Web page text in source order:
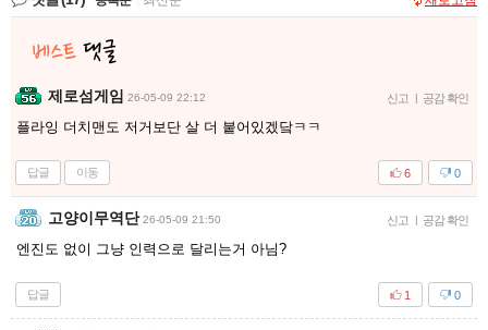
제로섬게임 26-05-09 22:12 신고 | 공감 확인
플라잉 더치맨도 저거보단 살 더 붙어있겠닼ㅋㅋ
답글 이동 0
6
고양이무역단 26-05-09 21:50 신고 | 공감 확인
엔진도 없이 그냥 인력으로 달리는거 아님?
답글 0
1